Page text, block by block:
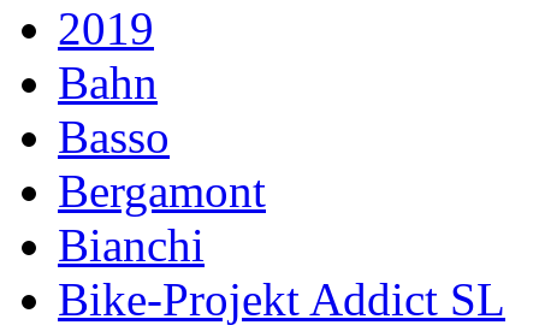
2019
Bahn
Basso
Bergamont
Bianchi
Bike-Projekt Addict SL